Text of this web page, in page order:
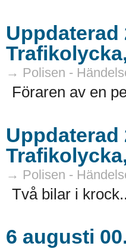
Uppdaterad
→ Polisen -
Föraren av en
Uppdaterad
→ Polisen -
Två bilar i
6 augusti